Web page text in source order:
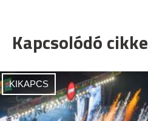
Kapcsolódó
KIKAPCS